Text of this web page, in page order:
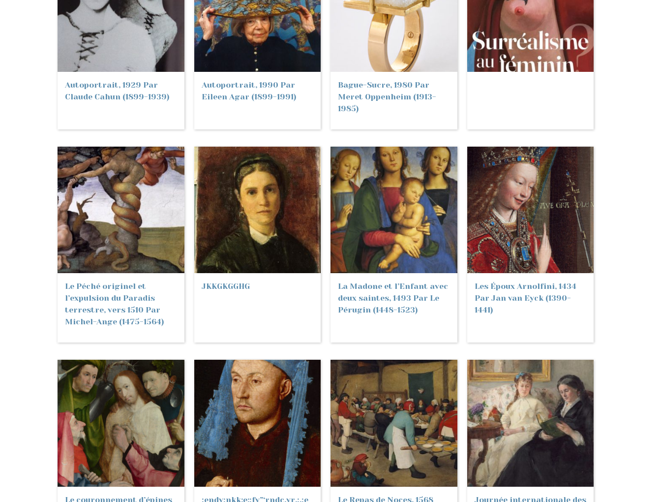
Autoportrait, 1929 Par
Claude Cahun (1899-1939)
Autoportrait, 1990 Par
Eileen Agar (1899-1991)
Bague-Sucre, 1980 Par
Meret Oppenheim (1913-
1985)
Le Péché originel et
l’expulsion du Paradis
terrestre, vers 1510 Par
Michel-Ange (1475-1564)
JKKGKGGHG
La Madone et l’Enfant avec
deux saintes, 1493 Par Le
Pérugin (1448-1523)
Les Époux Arnolfini, 1434
Par Jan van Eyck (1390-
1441)
Le couronnement d’épines ;endv;nkk:e:;fv”‘rndc,vr,;,;e Le Repas de Noces, 1568 Journée internationale des